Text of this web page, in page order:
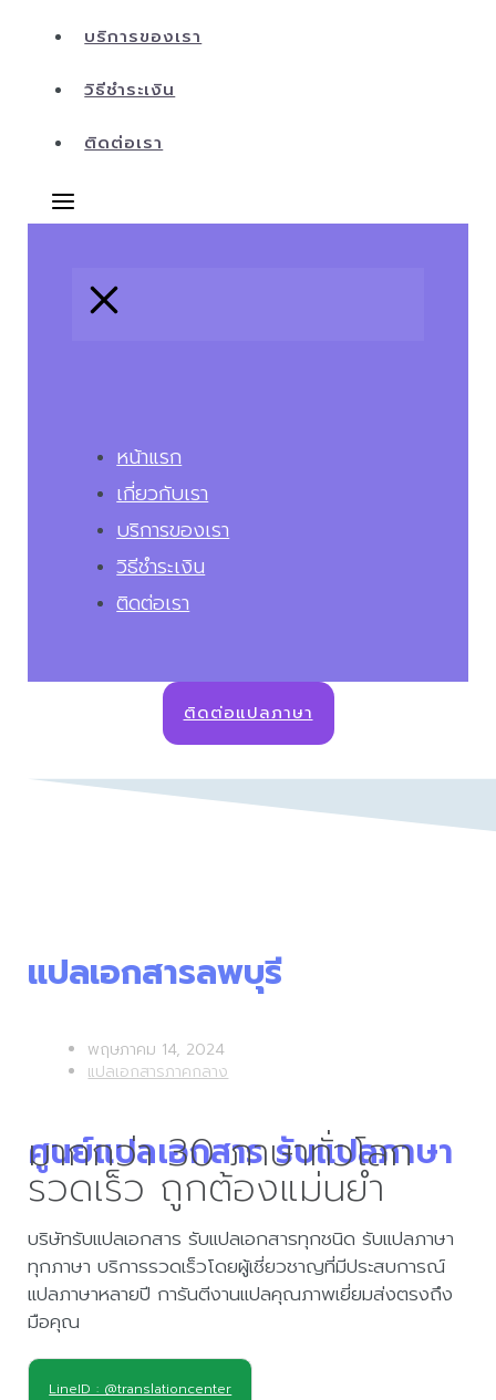
บริการของเรา
วิธีชำระเงิน
ติดต่อเรา
หน้าแรก
เกี่ยวกับเรา
บริการของเรา
วิธีชำระเงิน
ติดต่อเรา
ติดต่อแปลภาษา
แปลเอกสารลพบุรี
พฤษภาคม 14, 2024
แปลเอกสารภาคกลาง
ศูนย์แปลเอกสาร รับแปลภาษา
มากกว่า 30 ภาษาทั่วโลก
รวดเร็ว ถูกต้องแม่นยำ
บริษัทรับแปลเอกสาร รับแปลเอกสารทุกชนิด รับแปลภาษา
ทุกภาษา บริการรวดเร็วโดยผู้เชี่ยวชาญที่มีประสบการณ์
แปลภาษาหลายปี การันตีงานแปลคุณภาพเยี่ยมส่งตรงถึง
มือคุณ
LineID : @translationcenter